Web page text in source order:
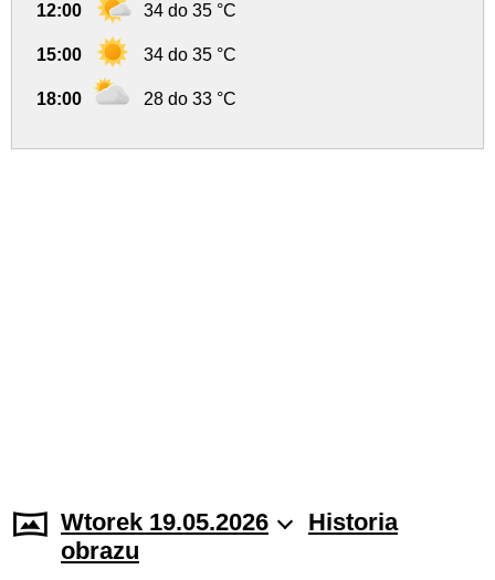
12:00 34 do 35 °C
15:00 34 do 35 °C
18:00 28 do 33 °C
Wtorek 19.05.2026
Historia
obrazu